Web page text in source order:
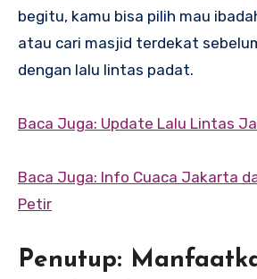
begitu, kamu bisa pilih mau
atau cari masjid terdekat
dengan lalu lintas padat.
Baca Juga: Update Lalu Lintas
Baca Juga: Info Cuaca Jakarta
Petir
Penutup: